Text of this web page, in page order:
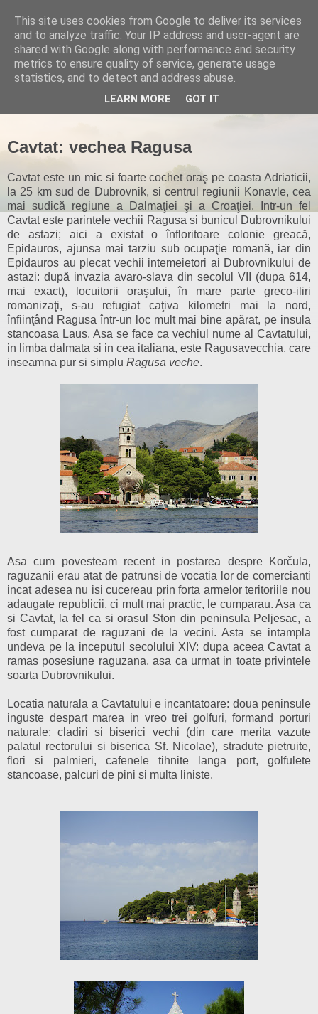
Cavtat: vechea Ragusa
Cavtat este un mic si foarte cochet oraş pe coasta Adriaticii,
la 25 km sud de Dubrovnik, si centrul regiunii Konavle, cea
mai sudică regiune a Dalmaţiei şi a Croaţiei. Intr-un fel
Cavtat este parintele vechii Ragusa si bunicul Dubrovnikului
de astazi; aici a existat o înfloritoare colonie greacă,
Epidauros, ajunsa mai tarziu sub ocupaţie romană, iar din
Epidauros au plecat vechii intemeietori ai Dubrovnikului de
astazi: după invazia avaro-slava din secolul VII (dupa 614,
mai exact), locuitorii oraşului, în mare parte greco-iliri
romanizaţi, s-au refugiat caţiva kilometri mai la nord,
înfiinţând Ragusa într-un loc mult mai bine apărat, pe insula
stancoasa Laus. Asa se face ca vechiul nume al Cavtatului,
in limba dalmata si in cea italiana, este Ragusavecchia, care
inseamna pur si simplu Ragusa veche.
Asa cum povesteam recent in postarea despre Korčula,
raguzanii erau atat de patrunsi de vocatia lor de comercianti
incat adesea nu isi cucereau prin forta armelor teritoriile nou
adaugate republicii, ci mult mai practic, le cumparau. Asa ca
si Cavtat, la fel ca si orasul Ston din peninsula Peljesac, a
fost cumparat de raguzani de la vecini. Asta se intampla
undeva pe la inceputul secolului XIV: dupa aceea Cavtat a
ramas posesiune raguzana, asa ca urmat in toate privintele
soarta Dubrovnikului.
Locatia naturala a Cavtatului e incantatoare: doua peninsule
inguste despart marea in vreo trei golfuri, formand porturi
naturale; cladiri si biserici vechi (din care merita vazute
palatul rectorului si biserica Sf. Nicolae), stradute pietruite,
flori si palmieri, cafenele tihnite langa port, golfulete
stancoase, palcuri de pini si multa liniste.
This site uses cookies from Google to deliver its services
and to analyze traffic. Your IP address and user-agent are
shared with Google along with performance and security
metrics to ensure quality of service, generate usage
statistics, and to detect and address abuse.
LEARN MORE GOT IT